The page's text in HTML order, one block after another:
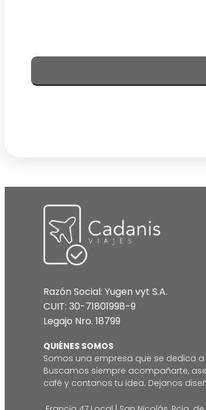
Razón Social: Yugen vyt S.A.
CUIT: 30-71801998-9
Legajo Nro. 18799
QUIÉNES SOMOS
Somos una empresa que se dedica
Buscamos siempre acompañarte,
café y contanos tu idea. Dejanos